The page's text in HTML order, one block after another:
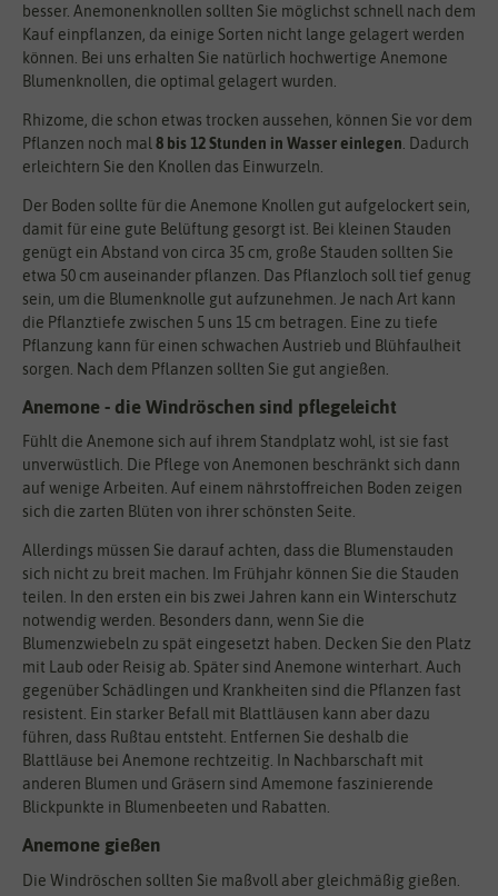
besser. Anemonenknollen sollten Sie möglichst schnell nach dem
Kauf einpflanzen, da einige Sorten nicht lange gelagert werden
können. Bei uns erhalten Sie natürlich hochwertige Anemone
Blumenknollen, die optimal gelagert wurden.
Rhizome, die schon etwas trocken aussehen, können Sie vor dem
Pflanzen noch mal 8 bis 12 Stunden in Wasser einlegen . Dadurch
erleichtern Sie den Knollen das Einwurzeln.
Der Boden sollte für die Anemone Knollen gut aufgelockert sein,
damit für eine gute Belüftung gesorgt ist. Bei kleinen Stauden
genügt ein Abstand von circa 35 cm, große Stauden sollten Sie
etwa 50 cm auseinander pflanzen. Das Pflanzloch soll tief genug
sein, um die Blumenknolle gut aufzunehmen. Je nach Art kann
die Pflanztiefe zwischen 5 uns 15 cm betragen. Eine zu tiefe
Pflanzung kann für einen schwachen Austrieb und Blühfaulheit
sorgen. Nach dem Pflanzen sollten Sie gut angießen.
Anemone - die Windröschen sind pflegeleicht
Fühlt die Anemone sich auf ihrem Standplatz wohl, ist sie fast
unverwüstlich. Die Pflege von Anemonen beschränkt sich dann
auf wenige Arbeiten. Auf einem nährstoffreichen Boden zeigen
sich die zarten Blüten von ihrer schönsten Seite.
Allerdings müssen Sie darauf achten, dass die Blumenstauden
sich nicht zu breit machen. Im Frühjahr können Sie die Stauden
teilen. In den ersten ein bis zwei Jahren kann ein Winterschutz
notwendig werden. Besonders dann, wenn Sie die
Blumenzwiebeln zu spät eingesetzt haben. Decken Sie den Platz
mit Laub oder Reisig ab. Später sind Anemone winterhart. Auch
gegenüber Schädlingen und Krankheiten sind die Pflanzen fast
resistent. Ein starker Befall mit Blattläusen kann aber dazu
führen, dass Rußtau entsteht. Entfernen Sie deshalb die
Blattläuse bei Anemone rechtzeitig. In Nachbarschaft mit
anderen Blumen und Gräsern sind Amemone faszinierende
Blickpunkte in Blumenbeeten und Rabatten.
Anemone gießen
Die Windröschen sollten Sie maßvoll aber gleichmäßig gießen.